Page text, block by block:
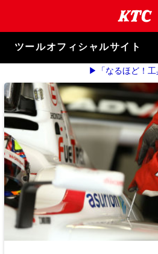
ま
キ
プ
ツールオフィシャルサイト
▶「なるほど！工